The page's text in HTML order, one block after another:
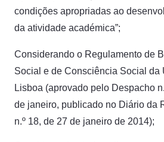
condições apropriadas ao
da atividade académica”;
Considerando o Regulamento de
Social e de Consciência Social da
Lisboa (aprovado pelo Despacho
de janeiro, publicado no Diário da
n.º 18, de 27 de janeiro de 2014);